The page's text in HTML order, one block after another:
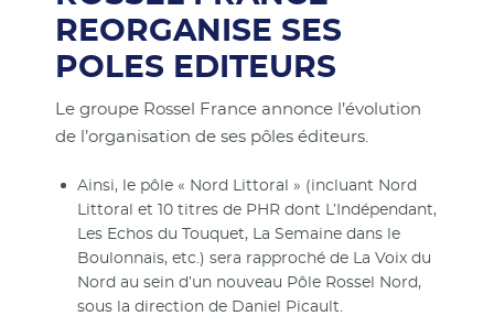
REORGANISE SES
POLES EDITEURS
Le groupe Rossel France annonce l’évolution
de l’organisation de ses pôles éditeurs.
Ainsi, le pôle « Nord Littoral » (incluant Nord
Littoral et 10 titres de PHR dont L’Indépendant,
Les Echos du Touquet, La Semaine dans le
Boulonnais, etc.) sera rapproché de La Voix du
Nord au sein d’un nouveau Pôle Rossel Nord,
sous la direction de Daniel Picault.